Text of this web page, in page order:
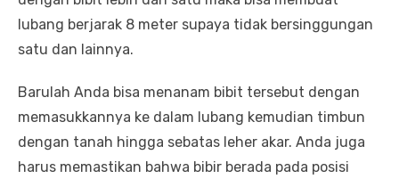
lubang berjarak 8 meter supaya tidak bersinggungan
satu dan lainnya.
Barulah Anda bisa menanam bibit tersebut dengan
memasukkannya ke dalam lubang kemudian timbun
dengan tanah hingga sebatas leher akar. Anda juga
harus memastikan bahwa bibir berada pada posisi